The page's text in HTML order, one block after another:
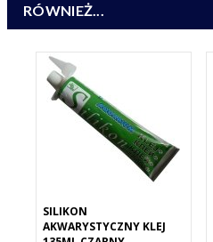
RÓWNIEŻ...
SILIKON
AKWARYSTYCZNY KLEJ